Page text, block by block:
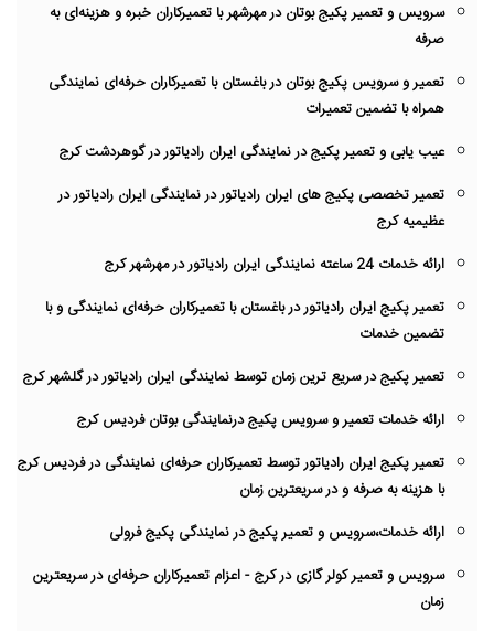
سرویس و تعمیر پکیج بوتان در مهرشهر با تعمیرکاران خبره و هزینه‌ای به
صرفه
تعمیر و سرویس پکیج بوتان در باغستان با تعمیرکاران حرفه‌ای نمایندگی
همراه با تضمین تعمیرات
عیب یابی و تعمیر پکیج در نمایندگی ایران رادیاتور در گوهردشت کرج
تعمیر تخصصی پکیج های ایران رادیاتور در نمایندگی ایران رادیاتور در
عظیمیه کرج
ارائه خدمات 24 ساعته نمایندگی ایران رادیاتور در مهرشهر کرج
تعمیر پکیج ایران رادیاتور در باغستان با تعمیرکاران حرفه‌ای نمایندگی و با
تضمین خدمات
تعمیر پکیج در سریع ترین زمان توسط نمایندگی ایران رادیاتور در گلشهر کرج
ارائه خدمات تعمیر و سرویس پکیج درنمایندگی بوتان فردیس کرج
تعمیر پکیج ایران رادیاتور توسط تعمیرکاران حرفه‌ای نمایندگی در فردیس کرج
با هزینه به صرفه و در سریعترین زمان
ارائه خدمات،سرویس و تعمیر پکیج در نمایندگی پکیج فرولی
سرویس و تعمیر کولر گازی در کرج - اعزام تعمیرکاران حرفه‌ای در سریعترین
زمان